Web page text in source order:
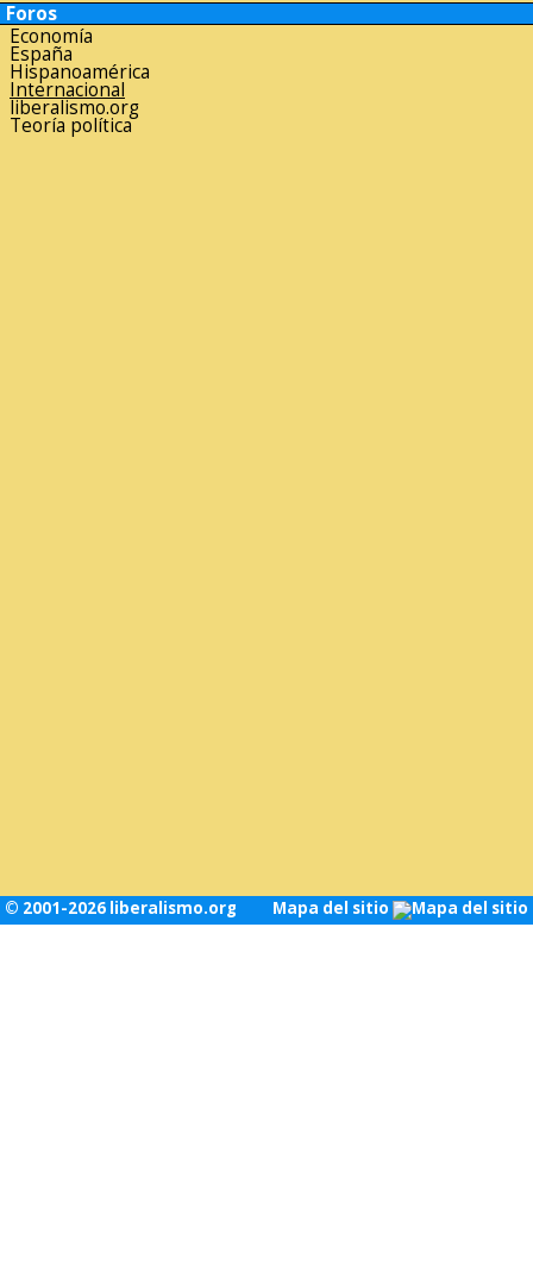
Foros
Economía
España
Hispanoamérica
Internacional
liberalismo.org
Teoría política
© 2001-2026 liberalismo.org Mapa del sitio